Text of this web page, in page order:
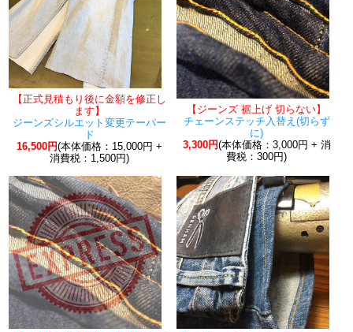
【正式見積もり後に金額を修正し
ます】
ジーンズシルエット変更テーパー
ド
16,500円(本体価格：15,000円 +
消費税：1,500円)
【ジーンズ 裾上げ 切らない】
チェーンステッチ入替え(切らず
に)
3,300円(本体価格：3,000円 + 消
費税：300円)